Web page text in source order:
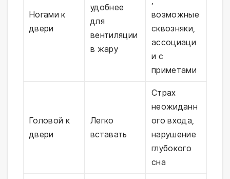
Ногами к
двери
удобнее
для
вентиляции
в жару
возможные
сквозняки,
ассоциаци
и с
приметами
Головой к
двери
Легко
вставать
Страх
неожиданн
ого входа,
нарушение
глубокого
сна